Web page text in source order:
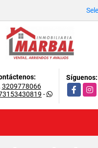
3209778066
-
Síguenos:
Facebook